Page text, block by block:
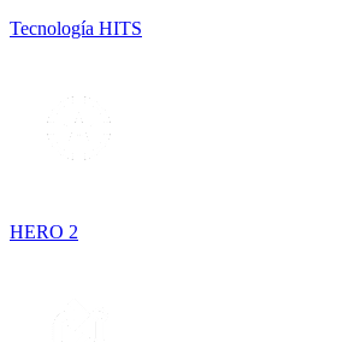
Tecnología HITS
HERO 2